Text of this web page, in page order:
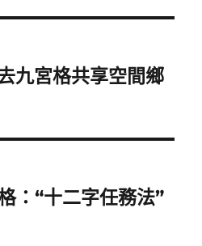
九宮格共享空間鄉
：“十二字任務法”